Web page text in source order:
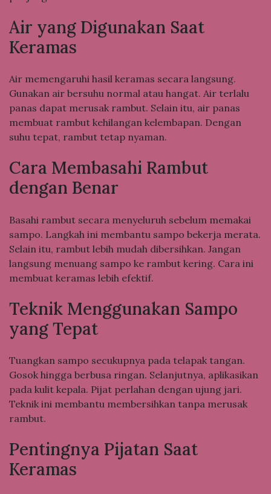
Air yang Digunakan Saat
Keramas
Air memengaruhi hasil keramas secara langsung.
Gunakan air bersuhu normal atau hangat. Air terlalu
panas dapat merusak rambut. Selain itu, air panas
membuat rambut kehilangan kelembapan. Dengan
suhu tepat, rambut tetap nyaman.
Cara Membasahi Rambut
dengan Benar
Basahi rambut secara menyeluruh sebelum memakai
sampo. Langkah ini membantu sampo bekerja merata.
Selain itu, rambut lebih mudah dibersihkan. Jangan
langsung menuang sampo ke rambut kering. Cara ini
membuat keramas lebih efektif.
Teknik Menggunakan Sampo
yang Tepat
Tuangkan sampo secukupnya pada telapak tangan.
Gosok hingga berbusa ringan. Selanjutnya, aplikasikan
pada kulit kepala. Pijat perlahan dengan ujung jari.
Teknik ini membantu membersihkan tanpa merusak
rambut.
Pentingnya Pijatan Saat
Keramas